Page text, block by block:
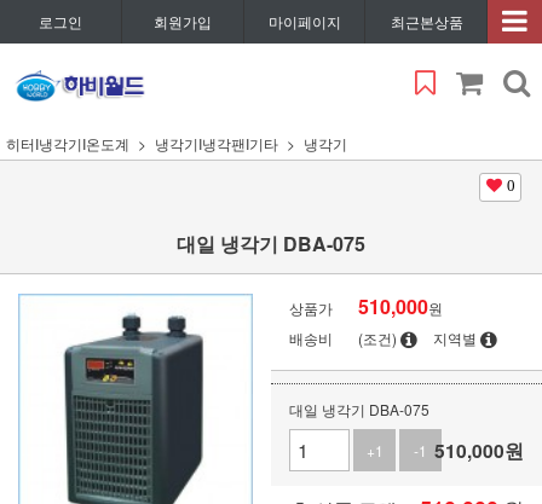
로그인 회원가입 마이페이지 최근본상품
히터I냉각기I온도계 냉각기I냉각팬I기타 냉각기
0
대일 냉각기 DBA-075
상품가 510,000원
배송비
(조건) 지역별
대일 냉각기 DBA-075
+1
-1 510,000원